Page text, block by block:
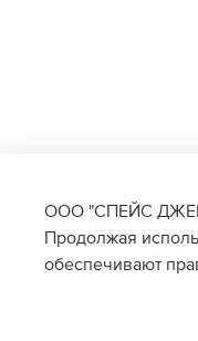
ООО "СПЕЙС
Продолжая
обеспечивают